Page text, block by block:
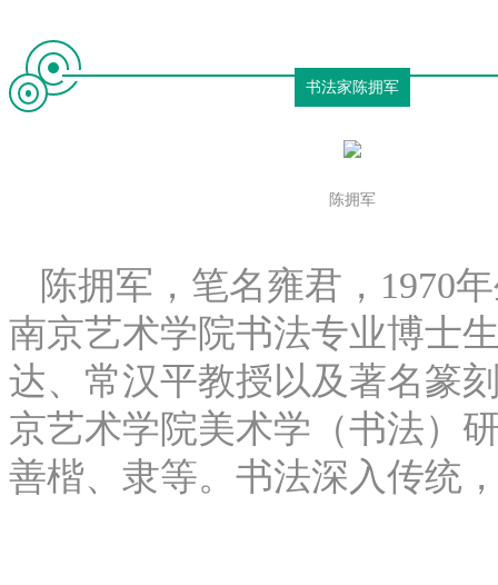
书法家陈拥军
陈拥军
陈拥军，笔名雍君，1970
南京艺术学院书法专业博士
达、常汉平教授以及著名篆
京艺术学院美术学（书法）
善楷、隶等。书法深入传统